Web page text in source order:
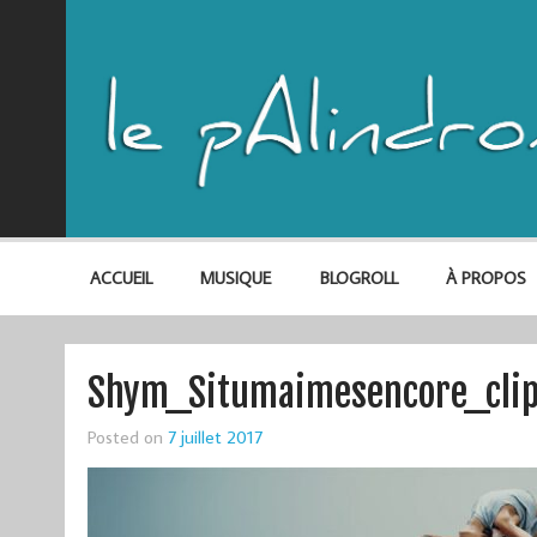
ACCUEIL MUSIQUE BLOGROLL À PROPOS
Posted on 7 juillet 2017